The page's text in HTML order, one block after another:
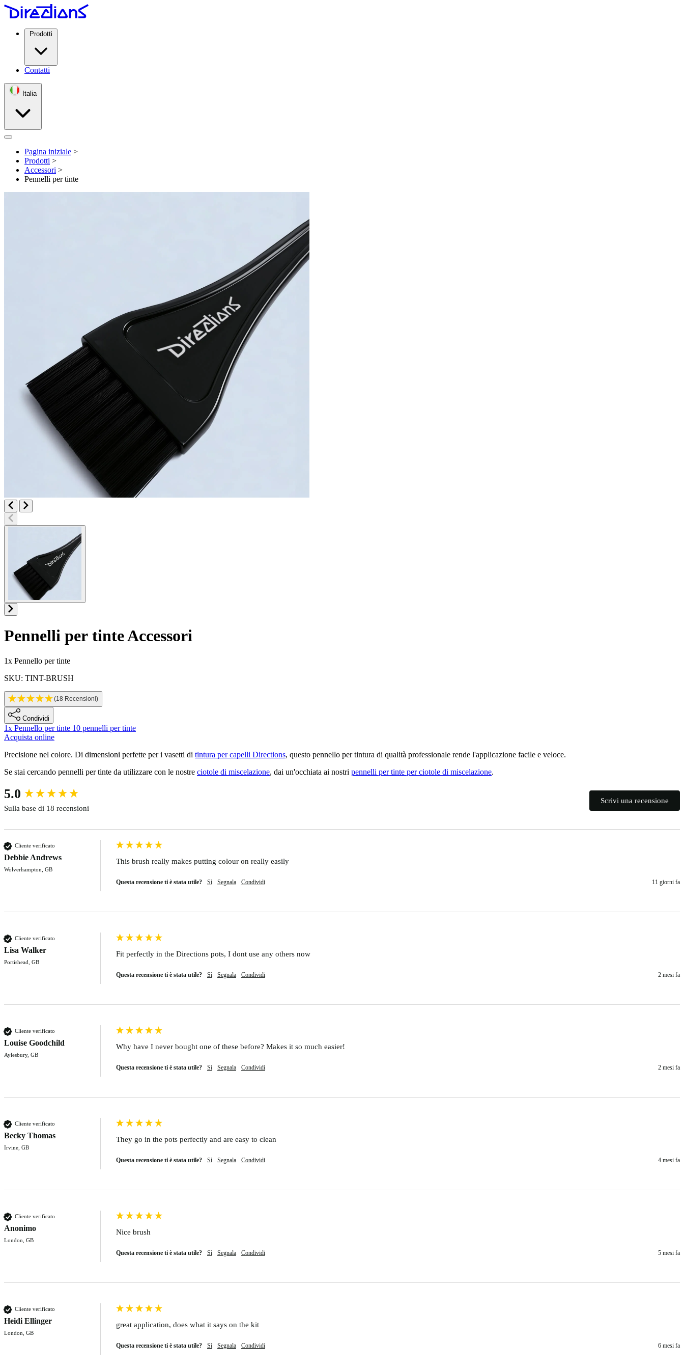
Prodotti
Contatti
Italia
Open menu
Pagina iniziale >
Prodotti >
Accessori >
Pennelli per tinte
Pennelli per tinteAccessori
Informazioni sul prodotto
1x Pennello per tinte
SKU: TINT-BRUSH
(18 Recensioni)
Condividi
1x Pennello per tinte 10 pennelli per tinte
Acquista online
Description
Precisione nel colore. Di dimensioni perfette per i vasetti di tintura per capelli Directions, questo pennello per tintura di qualità professionale rende l'applicazione facile e veloce.
Se stai cercando pennelli per tinte da utilizzare con le nostre ciotole di miscelazione, dai un'occhiata ai nostri pennelli per tinte per ciotole di miscelazione.
5.0
Sulla base di 18 recensioni
Scrivi una recensione
Cliente verificato
Debbie Andrews
Wolverhampton, GB
This brush really makes putting colour on really easily
Questa recensione ti è stata utile? Sì Segnala Condividi 11 giorni fa
Cliente verificato
Lisa Walker
Portishead, GB
Fit perfectly in the Directions pots, I dont use any others now
Questa recensione ti è stata utile? Sì Segnala Condividi 2 mesi fa
Cliente verificato
Louise Goodchild
Aylesbury, GB
Why have I never bought one of these before? Makes it so much easier!
Questa recensione ti è stata utile? Sì Segnala Condividi 2 mesi fa
Cliente verificato
Becky Thomas
Irvine, GB
They go in the pots perfectly and are easy to clean
Questa recensione ti è stata utile? Sì Segnala Condividi 4 mesi fa
Cliente verificato
Anonimo
London, GB
Nice brush
Questa recensione ti è stata utile? Sì Segnala Condividi 5 mesi fa
Cliente verificato
Heidi Ellinger
London, GB
great application, does what it says on the kit
Questa recensione ti è stata utile? Sì Segnala Condividi 6 mesi fa
New content loaded